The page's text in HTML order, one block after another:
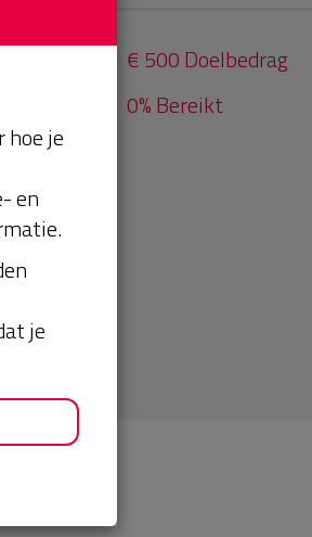
€ 500 Doelbedrag
0% Bereikt
hoe je
en
je